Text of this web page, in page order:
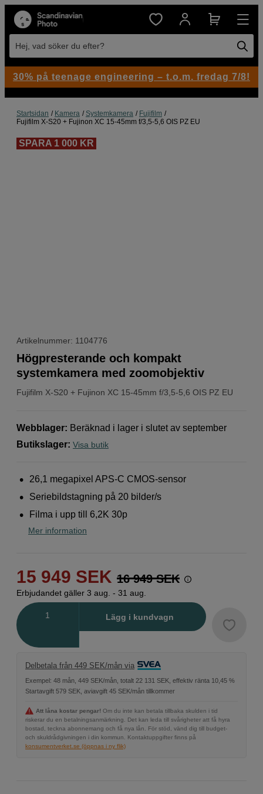
Hej, vad söker du efter?
Startsidan Kamera Systemkamera
Fujifilm
Fujifilm X-S20 + Fujinon XC 15-45mm f/3,5-5,6 OIS PZ EU
SPARA 1 000 KR
Artikelnummer: 1104776
Fujifilm X-S20 + Fujinon XC 15-45mm f/3,5-5,6 OIS PZ EU
Högpresterande och kompakt
systemkamera med zoomobjektiv
Webblager: Beräknad i lager i slutet av september
Butikslager: Visa butik
26,1 megapixel APS-C CMOS-sensor
Seriebildstagning på 20 bilder/s
Filma i upp till 6,2K 30p
Mer information
15 949 SEK 16 949 SEK
Erbjudandet gäller 3 aug. - 31 aug.
Lägg i kundvagn
Delbetala från 449 SEK/mån via
Exempel: 48 mån, 449 SEK/mån, totalt 22 131 SEK, effektiv ränta 10,45 %
Startavgift 579 SEK, aviavgift 45 SEK/mån tillkommer
Att låna kostar pengar! Om du inte kan betala tillbaka skulden i tid
riskerar du en betalningsanmärkning. Det kan leda till svårigheter att få hyra
bostad, teckna abonnemang och få nya lån. För stöd, vänd dig till budget-
och skuldrådgivningen i din kommun. Kontaktuppgifter finns på
konsumentverket.se (öppnas i ny flik)
30% på teenage engineering – t.o.m. fredag 7/8!